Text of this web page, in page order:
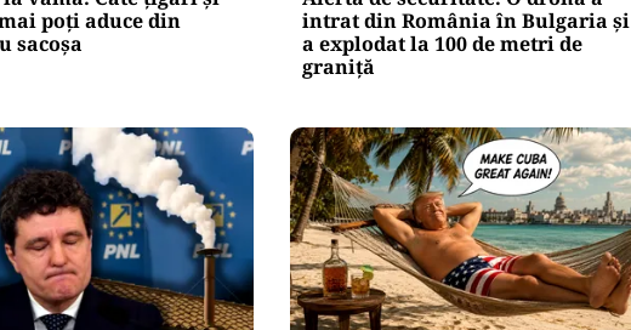
poți aduce din
sacoșa
intrat din România în Bulgaria şi
a explodat la 100 de metri de
graniţă